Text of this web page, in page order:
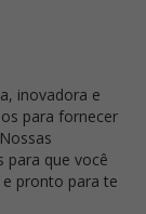
inovadora e
para fornecer
para que você
pronto para te